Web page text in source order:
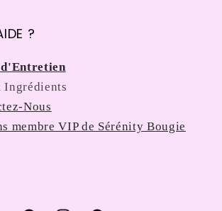
?
d'Entretien
Ingrédients
Nous
membre VIP de Sérénity Bougie